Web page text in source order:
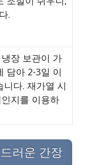
.
장 보관이 가
담아 2-3일 이
다. 재가열 시
지를 이용하
러운 간장